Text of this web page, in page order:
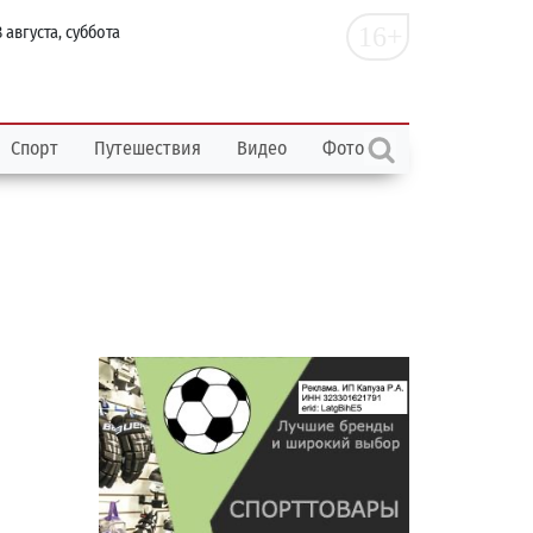
августа, суббота
Спорт Путешествия Видео Фото